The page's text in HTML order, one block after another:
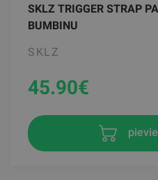
SKLZ TRIGGER STRAP
BUMBINU
SKLZ
45.90€